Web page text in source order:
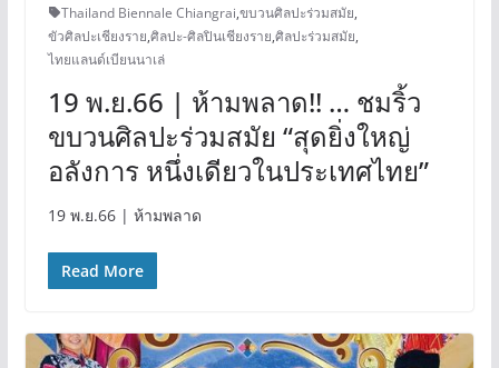
Thailand Biennale Chiangrai,ขบวนศิลปะร่วมสมัย,
ขัวศิลปะเชียงราย,ศิลปะ-ศิลปินเชียงราย,ศิลปะร่วมสมัย,
ไทยแลนด์เบียนนาเล่
19 พ.ย.66 | ห้ามพลาด!! … ชมริ้ว
ขบวนศิลปะร่วมสมัย “สุดยิ่งใหญ่
อลังการ หนึ่งเดียวในประเทศไทย”
19 พ.ย.66 | ห้ามพลาด
Read More